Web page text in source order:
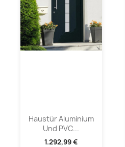
Haustür Aluminium
Und PVC...
1.292,99 €